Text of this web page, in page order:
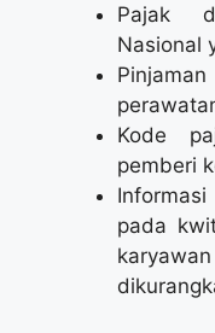
Pajak
Nasional
Kode
pemberi
pada